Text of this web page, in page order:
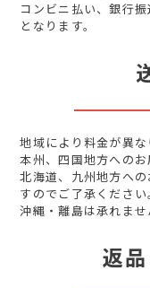
コンビニ払い、銀行
となります。
地域により料金が異な
本州、四国地方への
北海道、九州地方へ
すのでご了承ください
沖縄・離島は承れませ
返